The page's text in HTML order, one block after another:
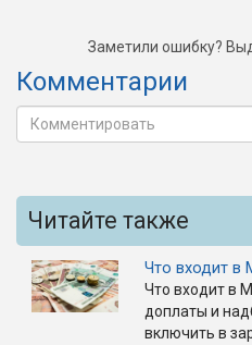
Заметили ошибку?
Комментарии
Читайте также
Что входит в
Что входит в
доплаты и
включить в